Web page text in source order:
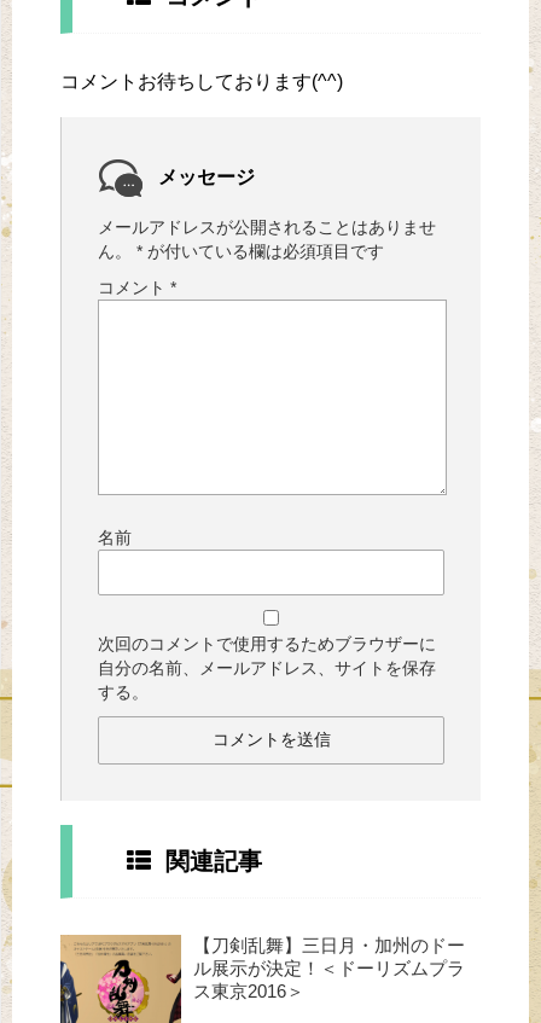
コメントお待ちしております(^^)
メッセージ
メールアドレスが公開されることはありませ
ん。
* が付いている欄は必須項目です
コメント *
名前
次回のコメントで使用するためブラウザーに
自分の名前、メールアドレス、サイトを保存
する。
関連記事
【刀剣乱舞】三日月・加州のドー
ル展示が決定！＜ドーリズムプラ
ス東京2016＞